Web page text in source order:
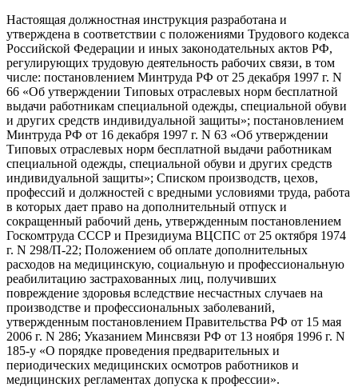
Настоящая должностная инструкция разработана и
утверждена в соответствии с положениями Трудового кодекса
Российской Федерации и иных законодательных актов РФ,
регулирующих трудовую деятельность рабочих связи, в том
числе: постановлением Минтруда РФ от 25 декабря 1997 г. N
66 «Об утверждении Типовых отраслевых норм бесплатной
выдачи работникам специальной одежды, специальной обуви
и других средств индивидуальной защиты»; постановлением
Минтруда РФ от 16 декабря 1997 г. N 63 «Об утверждении
Типовых отраслевых норм бесплатной выдачи работникам
специальной одежды, специальной обуви и других средств
индивидуальной защиты»; Списком производств, цехов,
профессий и должностей с вредными условиями труда, работа
в которых дает право на дополнительный отпуск и
сокращенный рабочий день, утвержденным постановлением
Госкомтруда СССР и Президиума ВЦСПС от 25 октября 1974
г. N 298/П-22; Положением об оплате дополнительных
расходов на медицинскую, социальную и профессиональную
реабилитацию застрахованных лиц, получивших
повреждение здоровья вследствие несчастных случаев на
производстве и профессиональных заболеваний,
утвержденным постановлением Правительства РФ от 15 мая
2006 г. N 286; Указанием Минсвязи РФ от 13 ноября 1996 г. N
185-у «О порядке проведения предварительных и
периодических медицинских осмотров работников и
медицинских регламентах допуска к профессии».